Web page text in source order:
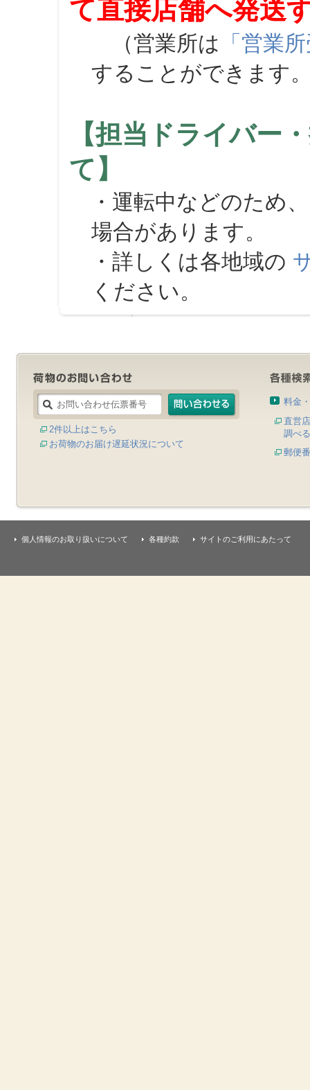
て直接店舗へ発送
（営業所は 「営業
することができます
【担当ドライバー
て】
・運転中などのため
場合があります。
・詳しくは各地域の
ください。
2件以上はこちら
お荷物のお届け遅延状況について
料金
直営
調べる
郵便
個人情報のお取り扱いについて 各種約款 サイトのご利用にあたって